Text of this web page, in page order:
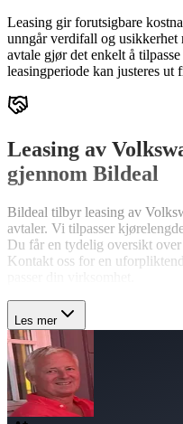
Leasing gir forutsigbare
unngår verdifall og
avtale gjør det enkelt å
leasingperiode kan justeres ut
Leasing av
gjennom Bildeal
Bildeal tilbyr leasing av
avtaler. Vi tilpasser
Du får en tydelig oversikt
Kontakt oss for en
Les mer